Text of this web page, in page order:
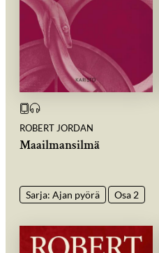
ROBERT JORDAN
Maailmansilmä
Sarja: Ajan pyörä Osa 2